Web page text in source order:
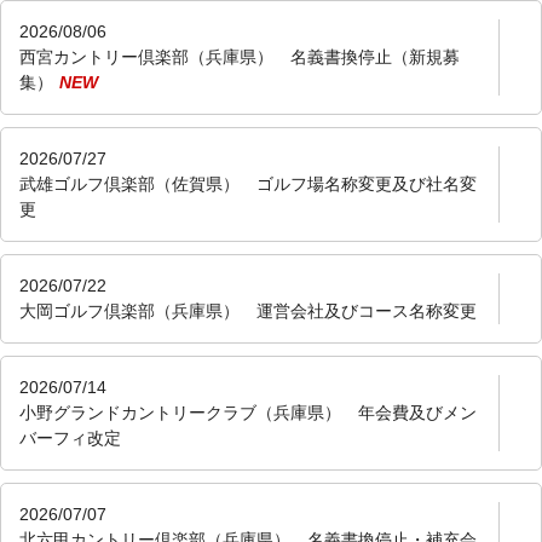
2026/08/06
西宮カントリー倶楽部（兵庫県） 名義書換停止（新規募
集）
NEW
2026/07/27
武雄ゴルフ倶楽部（佐賀県） ゴルフ場名称変更及び社名変
更
2026/07/22
大岡ゴルフ倶楽部（兵庫県） 運営会社及びコース名称変更
2026/07/14
小野グランドカントリークラブ（兵庫県） 年会費及びメン
バーフィ改定
2026/07/07